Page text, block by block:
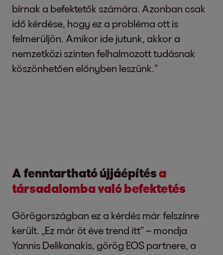
bírnak a befektetők számára. Azonban csak
idő kérdése, hogy ez a probléma ott is
felmerüljön. Amikor ide jutunk, akkor a
nemzetközi szinten felhalmozott tudásnak
köszönhetően előnyben leszünk.”
A fenntartható újjáépítésa
társadalomba való befektetés
Görögországban ez a kérdés már felszínre
került. „Ez már öt éve trend itt” – mondja
Yannis Delikanakis, görög EOS partnere, a